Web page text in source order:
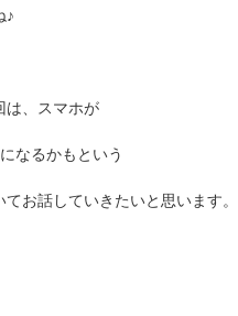
♪
は、スマホが
なるかもという
てお話していきたいと思います。